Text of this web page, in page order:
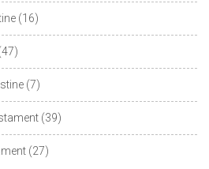
(16)
(7)
(39)
(27)